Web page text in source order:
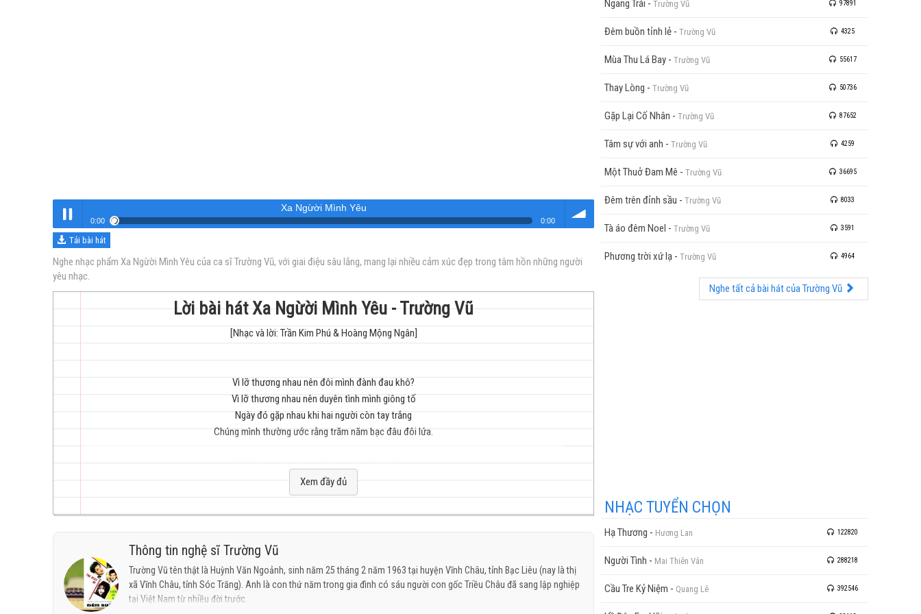
Nghe
Xa Ngừời Mình Yêu
0:00 0:00
Xa Ngừời Mình Yêu
Tải bài hát
Nghe nhạc phẩm Xa Ngừời Mình Yêu của ca sĩ Trường Vũ, với giai điệu sâu lắng, mang lại nhiều cảm xúc đẹp trong tâm hồn những người
yêu nhạc.
Lời bài hát Xa Ngừời Mình Yêu - Trường Vũ
[Nhạc và lời: Trần Kim Phú & Hoàng Mộng Ngân]
Vì lỡ thương nhau nên đôi mình đành đau khô?
Vì lỡ thương nhau nên duyên tình mình giông tố
Ngày đó gặp nhau khi hai người còn tay trắng
Chúng mình thường ước rằng trăm năm bạc đâu đôi lứa.
Giờ đã xa nhau duyên không tròn đành lỡ hẹn
Lòng có vui đâu khi xa người mình yêu dấu
Đừng trách gì nhau khi duyên tình mình dang dở?
Thương dùm em gái nhỏ ngày theo chồng lên xe hoa.
Thôi em xin em đừng có buồn
Xin em đừng có buồn tình nào không cay đắng
Tơ duyên se hoài mà không tròn
Con đường tình đâu còn một lòng tim héo mòn.
Xem đầy đủ
Thông tin nghệ sĩ Trường Vũ
Trường Vũ tên thật là Huỳnh Văn Ngoảnh, sinh năm 25 tháng 2 năm 1963 tại huyện Vĩnh Châu, tỉnh Bạc Liêu (nay là thị
xã Vĩnh Châu, tỉnh Sóc Trăng). Anh là con thứ năm trong gia đình có sáu người con gốc Triều Châu đã sang lập nghiệp
tại Việt Nam từ nhiều đời trước.
Ngang Trái - Trường Vũ 97891
Đêm buồn tỉnh lẻ - Trường Vũ 4325
Mùa Thu Lá Bay - Trường Vũ 55617
Thay Lòng - Trường Vũ 50736
Gặp Lại Cố Nhân - Trường Vũ 87652
Tâm sự với anh - Trường Vũ 4259
Một Thuở Đam Mê - Trường Vũ 36695
Đêm trên đỉnh sầu - Trường Vũ 8033
Tà áo đêm Noel - Trường Vũ 3591
Phương trời xứ lạ - Trường Vũ 4964
Nghe tất cả bài hát của Trường Vũ
NHẠC TUYỂN CHỌN
Hạ Thương - Hương Lan 122820
Người Tình - Mai Thiên Vân 288218
Cầu Tre Kỷ Niệm - Quang Lê 392546